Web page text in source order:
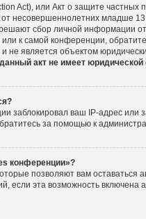
Act), или Акт о защите
несовершеннолетних младше
сбор личной информации
к самой конференции,
не является объектом
акт не имеет
заблокировал ваш IP-адрес или
за помощью к
конференции»?
позволяют вам оставаться
если эта возможность